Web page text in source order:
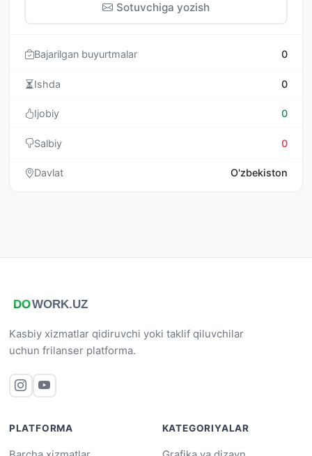
Sotuvchiga yozish
Bajarilgan buyurtmalar 0
Ishda 0
Ijobiy 0
Salbiy 0
Davlat O'zbekiston
Kasbiy xizmatlar qidiruvchi yoki taklif qiluvchilar
uchun frilanser platforma.
PLATFORMA KATEGORIYALAR